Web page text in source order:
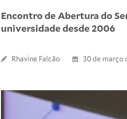
Encontro de Abertura do
universidade desde 2006
Rhavine Falcão 30 de março